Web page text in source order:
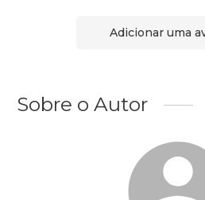
Adicionar uma
Sobre o Autor